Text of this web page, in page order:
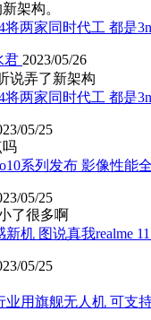
架构。
将两家同时代工 都是
君 2023/05/26
说弄了新架构
将两家同时代工 都是
05/25
吗
系列发布 影像性能
05/25
了很多啊
机 图说真我realme
05/25
业用旗舰无人机 可支